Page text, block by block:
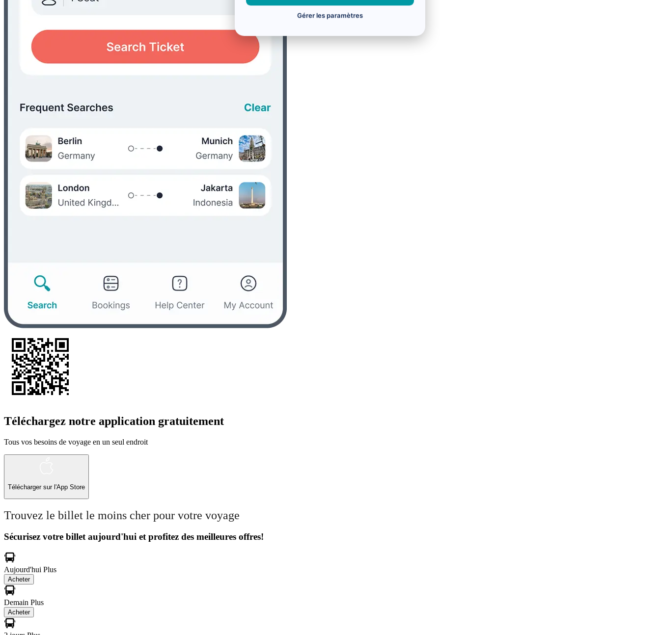
Téléchargez notre application gratuitement
Tous vos besoins de voyage en un seul endroit
Télécharger sur l'App Store
Trouvez le billet le moins cher pour votre voyage
Sécurisez votre billet aujourd'hui et profitez des meilleures offres!
Aujourd'hui Plus
Acheter
Demain Plus
Acheter
Gérer les paramètres